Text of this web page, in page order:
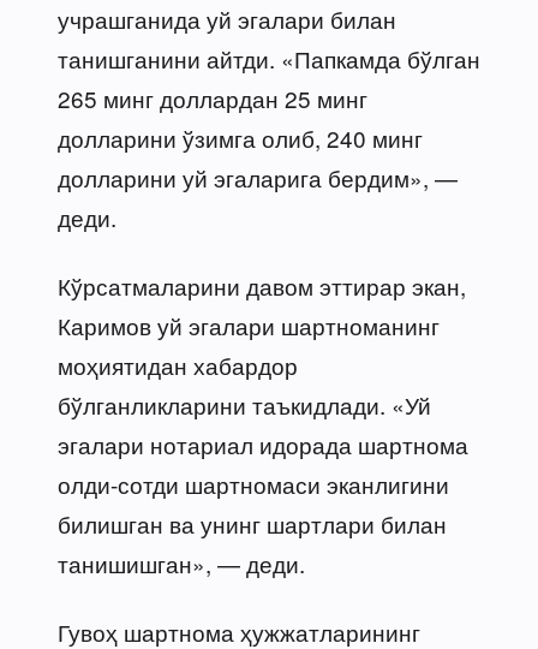
учрашганида уй эгалари билан
танишганини айтди. «Папкамда бўлган
265 минг доллардан 25 минг
долларини ўзимга олиб, 240 минг
долларини уй эгаларига бердим», —
деди.
Кўрсатмаларини давом эттирар экан,
Каримов уй эгалари шартноманинг
моҳиятидан хабардор
бўлганликларини таъкидлади. «Уй
эгалари нотариал идорада шартнома
олди-сотди шартномаси эканлигини
билишган ва унинг шартлари билан
танишишган», — деди.
Гувоҳ шартнома ҳужжатларининг